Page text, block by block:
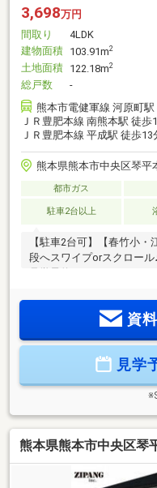
3,698万円
間取り
4LDK
建物面積 103.91m2
土地面積 122.18m2
総戸数
-
熊本市電健軍線 河原町駅
ＪＲ豊肥本線 南熊本駅 徒歩
ＪＲ豊肥本線 平成駅 徒歩13
熊本県熊本市中央区琴平
都市ガス
駐車2台以上
【駐車2台可】【春竹小
段へスワイプorスクロー
見学予約できる日程」を
てきた会社です。「すべ
は出来るだけの妥協をせ
企業のグループ会社とな
ただける体制づくりを進
資
見学
熊本県熊本市中央区琴